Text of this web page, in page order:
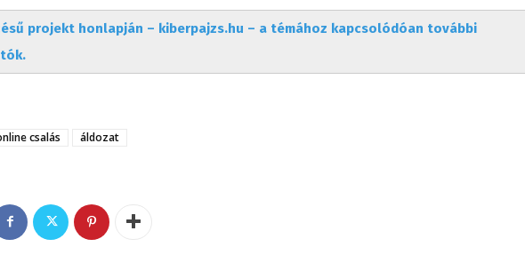
projekt honlapján – kiberpajzs.hu – a témához kapcsolódóan további
csalás áldozat